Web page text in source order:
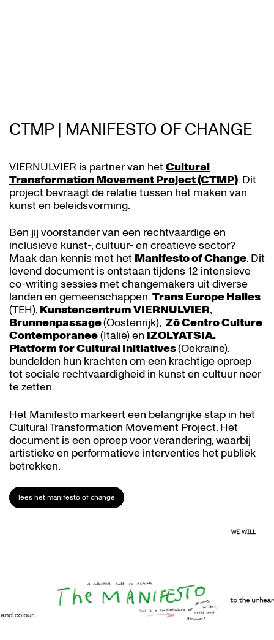
CTMP | MANIFESTO OF CHANGE
VIERNULVIER is partner van hetCultural
Transformation Movement Project (CTMP). Dit
project bevraagt de relatie tussen het maken van
kunst en beleidsvorming.
Ben jij voorstander van een rechtvaardige en
inclusieve kunst-, cultuur- en creatieve sector?
Maak dan kennis met het Manifesto of Change. Dit
levend document is ontstaan tijdens 12 intensieve
co-writing sessies met changemakers uit diverse
landen en gemeenschappen.Trans Europe Halles
(TEH), Kunstencentrum VIERNULVIER,
Brunnenpassage(Oostenrijk), Zō Centro Culture
Contemporanee(Italië) en IZOLYATSIA.
Platform for Cultural Initiatives(Oekraïne).
bundelden hun krachten om een krachtige oproep
tot sociale rechtvaardigheid in kunst en cultuur neer
te zetten.
Het Manifesto markeert een belangrijke stap in het
Cultural Transformation Movement Project. Het
document is een oproep voor verandering, waarbij
artistieke en performatieve interventies het publiek
betrekken.
lees het manifesto of change